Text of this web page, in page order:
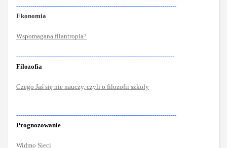
-------------------------------------------------------------------------------
Ekonomia
Wspomagana filantropia?
------------------------------------------------------------------------------
Filozofia
Czego Jaś się nie nauczy, czyli o filozofii szkoły
-------------------------------------------------------------------------------
Prognozowanie
Widmo Sieci